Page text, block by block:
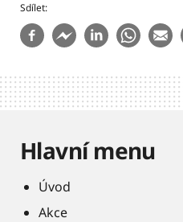
Sdílet
Hlavní menu
Úvod
Akce